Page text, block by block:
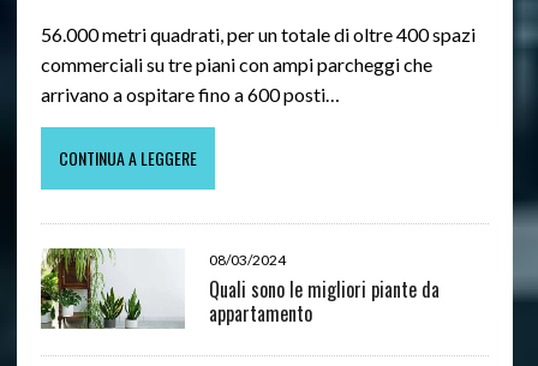
56.000 metri quadrati, per un totale di oltre 400 spazi
commerciali su tre piani con ampi parcheggi che
arrivano a ospitare fino a 600 posti…
CONTINUA A LEGGERE
08/03/2024
Quali sono le migliori piante da
appartamento